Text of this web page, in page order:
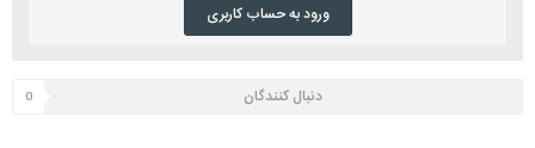
ورود به حساب کاربری
دنبال کنندگان 0